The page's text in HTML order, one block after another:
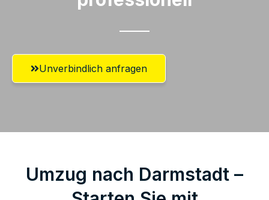
Unverbindlich anfragen
Umzug nach Darmstadt –